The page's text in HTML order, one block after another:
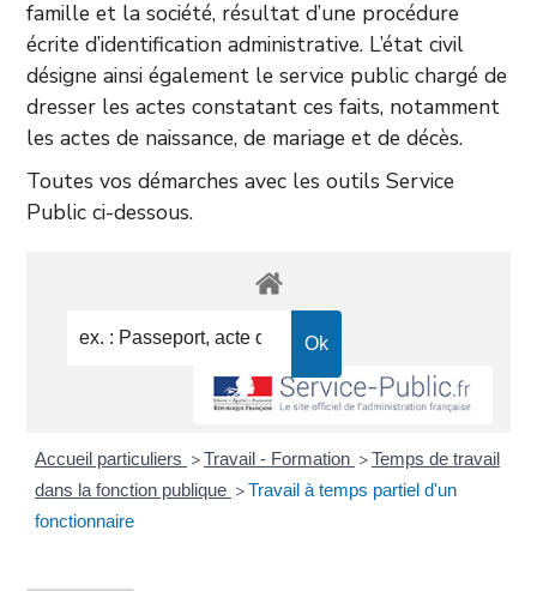
famille et la société, résultat d’une procédure
écrite d’identification administrative. L’état civil
désigne ainsi également le service public chargé de
dresser les actes constatant ces faits, notamment
les actes de naissance, de mariage et de décès.
Toutes vos démarches avec les outils Service
Public ci-dessous.
Accueil particuliers >Travail - Formation >Temps de travail
dans la fonction publique >Travail à temps partiel d'un
fonctionnaire